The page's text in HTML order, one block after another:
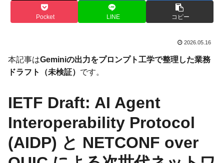
Pocket LINE コピー
2026.05.16
本記事はGeminiの出力をプロンプト工学で整理した業務
ドラフト（未検証） です。
IETF Draft: AI Agent
Interoperability Protocol
(AIDP) と NETCONF over